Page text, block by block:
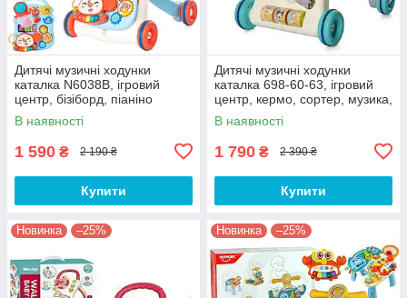
Дитячі музичні ходунки
каталка N6038В, ігровий
центр, бізіборд, піаніно
В наявності
1 590 ₴ 2 190 ₴
Купити
Дитячі музичні ходунки
каталка 698-60-63, ігровий
центр, кермо, сортер, музика,
світло, бірюзовий
В наявності
1 790 ₴ 2 390 ₴
Купити
Новинка –25% Новинка –25%